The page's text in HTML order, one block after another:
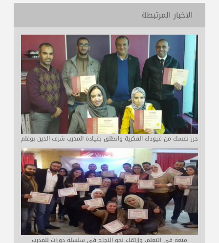
الاخبار المرتبطة
حرر نفسك من قيودك الفكرية وانطلق بقيادة المدرب شرف الدين بوغلم
متعة في التعلم، وإرتقاء نحو النجاح في سلسلة دورات للمدرب